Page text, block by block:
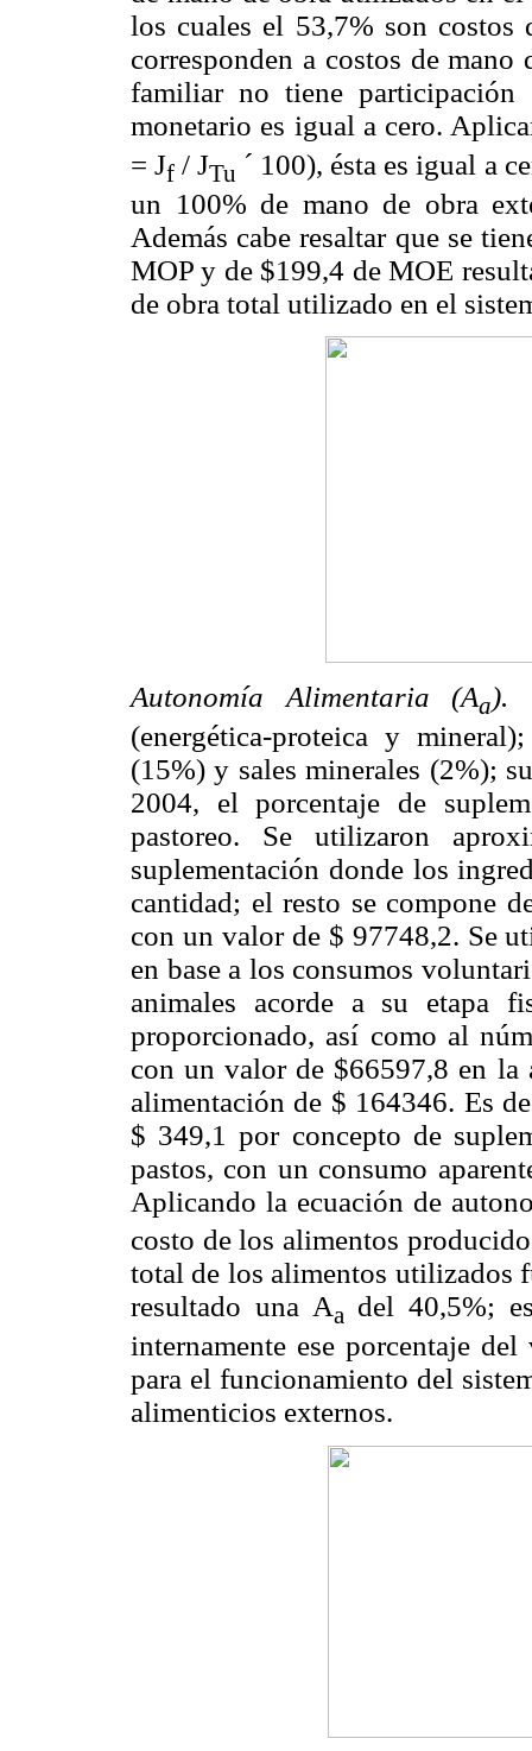
los cuales el 53,7% son costos
corresponden a costos de
familiar no tiene
monetario es igual a cero.
= Jf / JTu ´ 100), ésta es igual a
un 100% de mano de obra
Además cabe resaltar que se
MOP y de $199,4 de MOE
de obra total utilizado en el
Autonomía Alimentaria (Aa).
(energética-proteica y
(15%) y sales minerales (2%);
2004, el porcentaje de
pastoreo. Se utilizaron
suplementación donde los
cantidad; el resto se compone
con un valor de $ 97748,2. Se
en base a los consumos
animales acorde a su etapa
proporcionado, así como al
con un valor de $66597,8 en la
alimentación de $ 164346. Es
$ 349,1 por concepto de
pastos, con un consumo
Aplicando la ecuación de
costo de los alimentos
total de los alimentos utilizados
resultado una Aa del 40,5%;
internamente ese porcentaje
para el funcionamiento del
alimenticios externos.